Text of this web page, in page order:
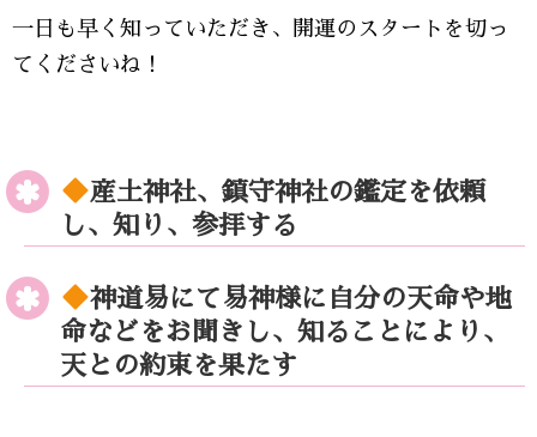
一日も早く知っていただき、開運のスタートを切っ
てくださいね！
産土神社、鎮守神社の鑑定を依頼
し、知り、参拝する
神道易にて易神様に自分の天命や地
命などをお聞きし、知ることにより、
天との約束を果たす